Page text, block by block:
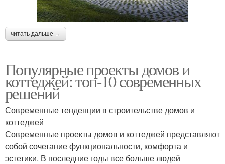
читать дальше →
Популярные проекты домов и
коттеджей: топ-10 современных
решений
Современные тенденции в строительстве домов и
коттеджей
Современные проекты домов и коттеджей представляют
собой сочетание функциональности, комфорта и
эстетики. В последние годы все больше людей